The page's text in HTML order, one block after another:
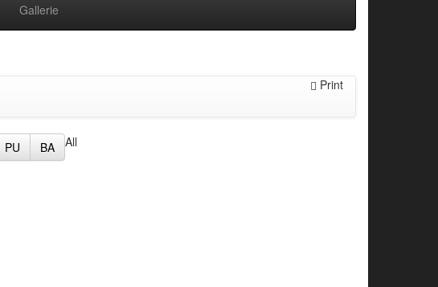
Gallerie
Print
All
PU BA